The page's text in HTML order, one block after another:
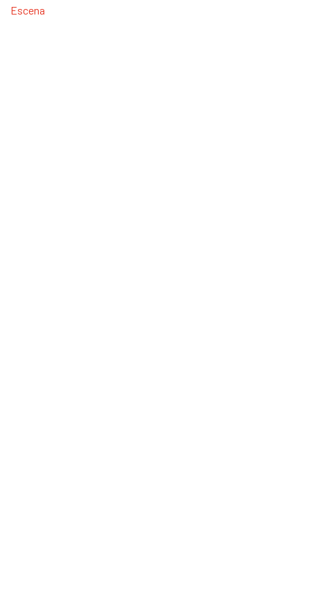
Escena